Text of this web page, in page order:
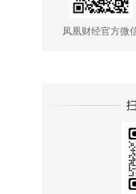
凤凰财经官方微